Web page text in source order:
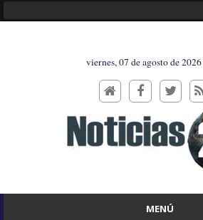
viernes, 07 de agosto de 2026
MENÚ